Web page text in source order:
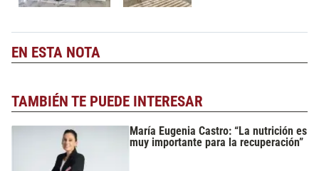
EN ESTA NOTA
TAMBIÉN TE PUEDE INTERESAR
María Eugenia Castro: “La nutrición es
muy importante para la recuperación”